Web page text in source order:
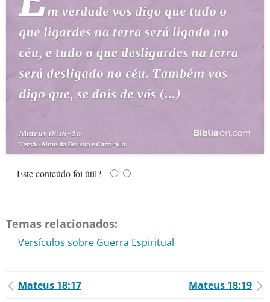
Este conteúdo foi útil?
Temas relacionados:
Versículos sobre Guerra Espiritual
Mateus 18:17 Mateus 18:19